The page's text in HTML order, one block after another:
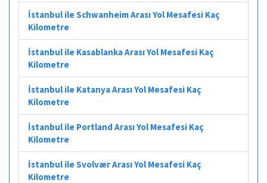
İstanbul ile Schwanheim Arası Yol Mesafesi Kaç
Kilometre
İstanbul ile Kasablanka Arası Yol Mesafesi Kaç
Kilometre
İstanbul ile Katanya Arası Yol Mesafesi Kaç
Kilometre
İstanbul ile Portland Arası Yol Mesafesi Kaç
Kilometre
İstanbul ile Svolvær Arası Yol Mesafesi Kaç
Kilometre